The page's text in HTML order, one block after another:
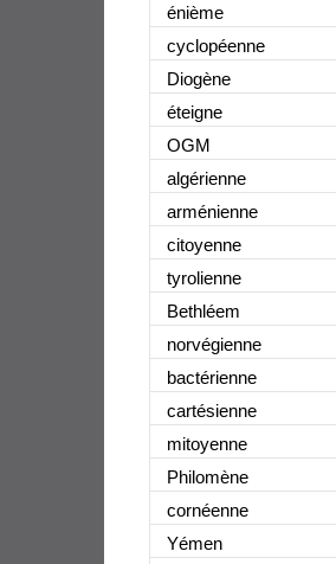
énième
cyclopéenne
Diogène
éteigne
OGM
algérienne
arménienne
citoyenne
tyrolienne
Bethléem
norvégienne
bactérienne
cartésienne
mitoyenne
Philomène
cornéenne
Yémen